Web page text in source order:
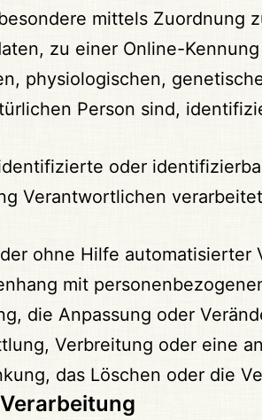
mittels Zuordnung
zu einer Online-
physiologischen,
Person sind,
oder
Verantwortlichen
ohne Hilfe
mit
die Anpassung oder
Verbreitung oder eine
das Löschen oder die